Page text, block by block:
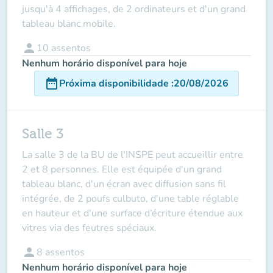
jusqu'à 4 affichages, de 2 ordinateurs et d'un grand
tableau blanc mobile.
person 10 assentos
Nenhum horário disponível para hoje
date_rangePróxima disponibilidade :20/08/2026
Salle 3
La salle 3 de la BU de l'INSPE peut accueillir entre
2 et 8 personnes. Elle est équipée d'un grand
tableau blanc, d'un écran avec diffusion sans fil
intégrée, de 2 poufs culbuto, d'une table réglable
en hauteur et d'une surface d’écriture étendue aux
vitres via des feutres spéciaux.
person 8 assentos
Nenhum horário disponível para hoje